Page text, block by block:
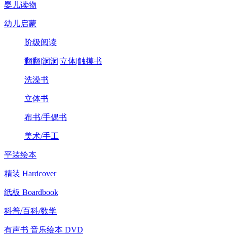
婴儿读物
幼儿启蒙
阶级阅读
翻翻|洞洞|立体|触摸书
洗澡书
立体书
布书/手偶书
美术/手工
平装绘本
精装 Hardcover
纸板 Boardbook
科普/百科/数学
有声书 音乐绘本 DVD